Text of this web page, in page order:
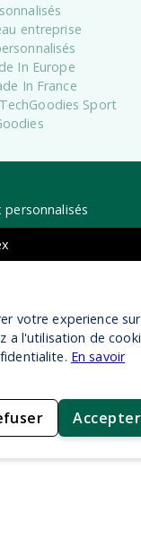
entreprise
In Europe
In France
Goodies Sport
votre experience sur
a l'utilisation de
En savoir
Accepter